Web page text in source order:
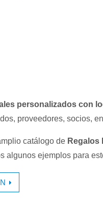
personalizados con
proveedores, socios,
catálogo de Regalos
algunos ejemplos para